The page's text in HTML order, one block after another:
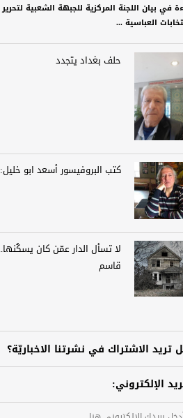
في بيان اللجنة المركزية للجبهة الشعبية
العباسية ...
حلف بغداد يتجدد
كتب البروفيسور أسعد ابو
لا تسأل الدار عمّن كان
قاسم
تريد الاشتراك في نشرتنا الاخباريّة؟
الإلكتروني: